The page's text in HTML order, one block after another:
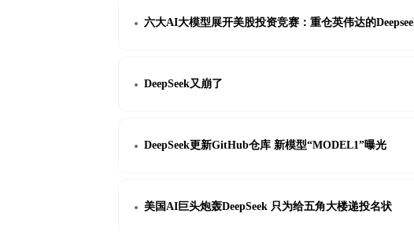
六大AI大模型展开美股投资竞赛：重仓英伟达的
DeepSeek又崩了
DeepSeek更新GitHub仓库 新模型“MODEL1”曝光
美国AI巨头炮轰DeepSeek 只为给五角大楼递投名状